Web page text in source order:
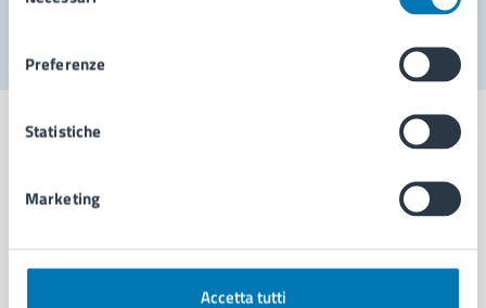
Preferenze
Statistiche
Marketing
Accetta tutti
Comune di Napoli
AMMINISTRAZIONE